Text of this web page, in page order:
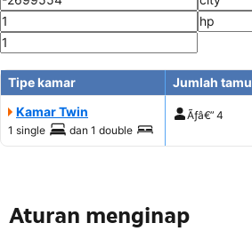
Tipe kamar
Jumlah tamu
Kamar Twin
1 single dan 1 double
Ãƒâ€” 4
Aturan menginap